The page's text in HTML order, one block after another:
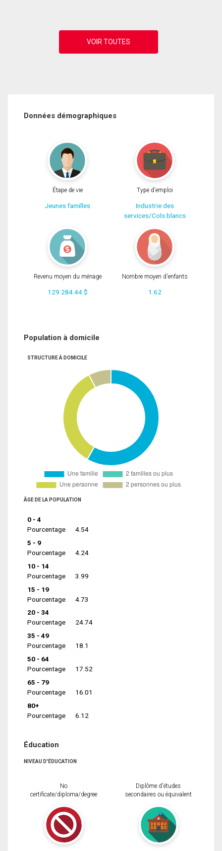
Données démographiques
Étape de vie
Jeunes familles
Type d'emploi
Industrie des
services/Cols blancs
Revenu moyen du ménage
129 284.44 $
Nombre moyen d'enfants
1.62
Population à domicile
STRUCTURE À DOMICILE
ÂGE DE LA POPULATION
0 - 4
Pourcentage
4.54
5 - 9
Pourcentage
4.24
10 - 14
Pourcentage
3.99
15 - 19
Pourcentage
4.73
20 - 34
Pourcentage
24.74
35 - 49
Pourcentage
18.1
50 - 64
Pourcentage
17.52
65 - 79
Pourcentage
16.01
80+
Pourcentage
6.12
Éducation
NIVEAU D'ÉDUCATION
No
certificate/diploma/degree
Diplôme d'études
secondaires ou équivalent